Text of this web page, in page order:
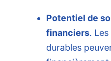
Potentiel de
financiers.
durables